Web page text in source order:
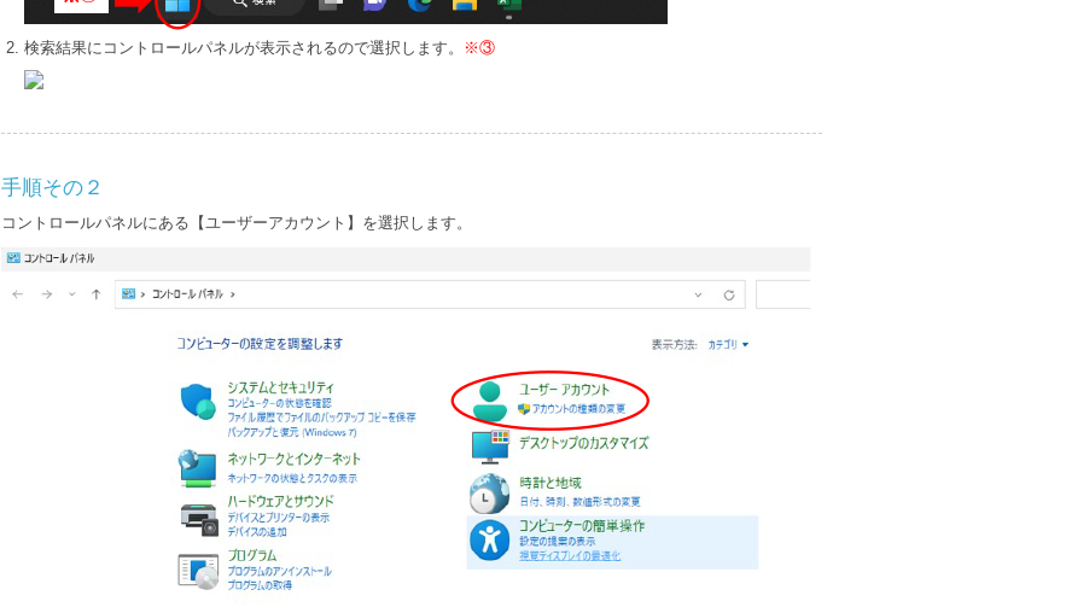
検索結果にコントロールパネルが表示されるので選択します。 ※③
手順その２
コントロールパネルにある【ユーザーアカウント】を選択します。